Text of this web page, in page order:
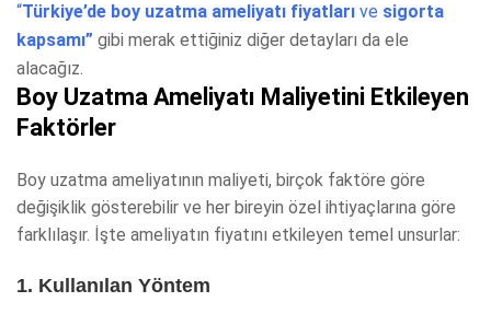
“Türkiye’de boy uzatma ameliyatı fiyatları ve sigorta
kapsamı” gibi merak ettiğiniz diğer detayları da ele
alacağız.
Boy Uzatma Ameliyatı Maliyetini Etkileyen
Faktörler
Boy uzatma ameliyatının maliyeti, birçok faktöre göre
değişiklik gösterebilir ve her bireyin özel ihtiyaçlarına göre
farklılaşır. İşte ameliyatın fiyatını etkileyen temel unsurlar:
1. Kullanılan Yöntem